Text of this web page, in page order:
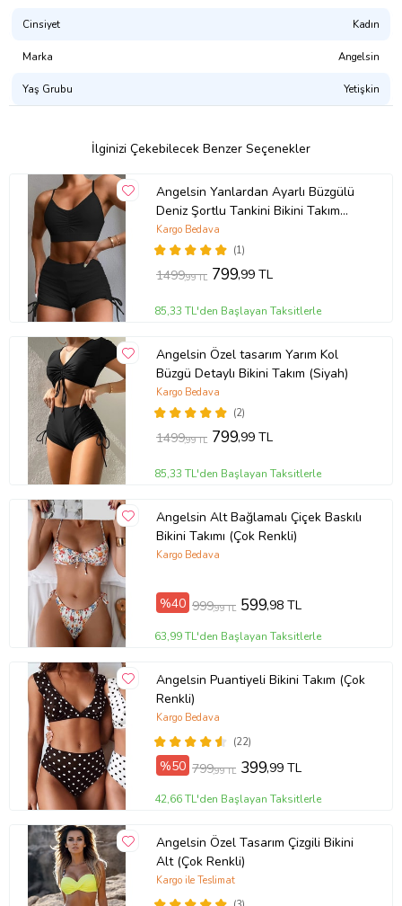
Cinsiyet Kadın
Marka Angelsin
Yaş Grubu Yetişkin
İlginizi Çekebilecek Benzer Seçenekler
Angelsin Yanlardan Ayarlı Büzgülü
Deniz Şortlu Tankini Bikini Takım
(Siyah)
(1)
Kargo Bedava
1499,99 TL 799,99 TL
85,33 TL'den Başlayan Taksitlerle
Angelsin Özel tasarım Yarım Kol
Büzgü Detaylı Bikini Takım (Siyah)
(2)
Kargo Bedava
1499,99 TL 799,99 TL
85,33 TL'den Başlayan Taksitlerle
Angelsin Alt Bağlamalı Çiçek Baskılı
Bikini Takımı (Çok Renkli)
Kargo Bedava
%40 999,99 TL 599,98 TL
63,99 TL'den Başlayan Taksitlerle
Angelsin Puantiyeli Bikini Takım (Çok
Renkli)
(22)
Kargo Bedava
%50 799,99 TL 399,99 TL
42,66 TL'den Başlayan Taksitlerle
Angelsin Özel Tasarım Çizgili Bikini
Alt (Çok Renkli)
Kargo ile Teslimat